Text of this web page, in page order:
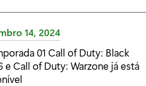
14, 2024
01 Call of Duty: Black
e Call of Duty: Warzone já está